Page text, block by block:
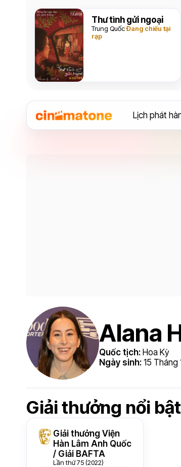
Thư tình gửi ngoại
Trung QuốcĐang chiếu tại
rạp
Lịch phát
Alana
Quốc tịch: Hoa Kỳ
Ngày sinh: 15 Tháng
Giải thưởng nổi bật
Giải thưởng Viện
Hàn Lâm Anh Quốc
/ Giải BAFTA
Lần thứ 75 (2022)